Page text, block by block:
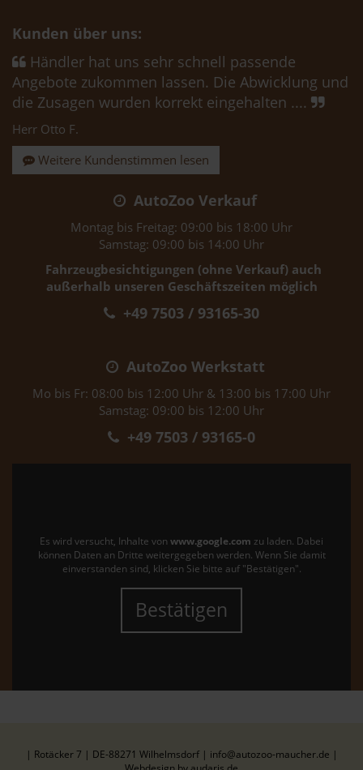
Kunden über uns:
Händler hat uns sehr schnell passende
Angebote zukommen lassen. Die Abwicklung und
die Zusagen wurden korrekt eingehalten ....
Herr Otto F.
Weitere Kundenstimmen lesen
AutoZoo Verkauf
Montag bis Freitag: 09:00 bis 18:00 Uhr
Samstag: 09:00 bis 14:00 Uhr
Fahrzeugbesichtigungen (ohne Verkauf) auch
außerhalb unseren Geschäftszeiten möglich
+49 7503 / 93165-30
AutoZoo Werkstatt
Mo bis Fr: 08:00 bis 12:00 Uhr & 13:00 bis 17:00 Uhr
Samstag: 09:00 bis 12:00 Uhr
+49 7503 / 93165-0
Es wird versucht, Inhalte von www.google.com zu laden. Dabei
können Daten an Dritte weitergegeben werden. Wenn Sie damit
einverstanden sind, klicken Sie bitte auf "Bestätigen".
Bestätigen
| Rotäcker 7 | DE-88271 Wilhelmsdorf | info@autozoo-maucher.de |